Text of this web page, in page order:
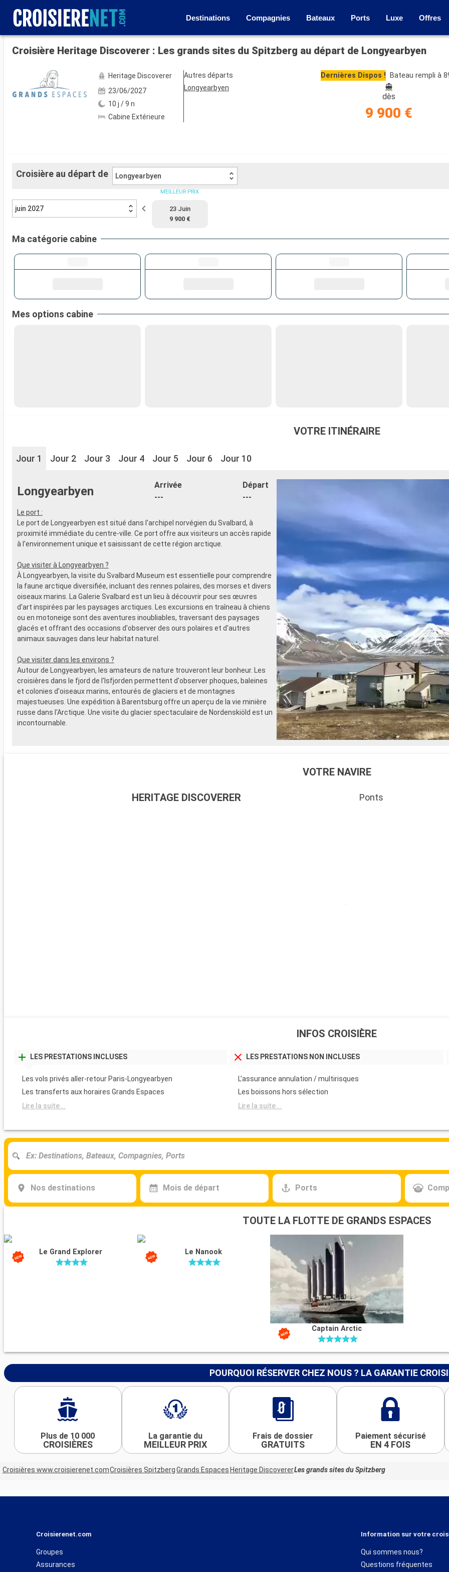
Destinations Compagnies Bateaux Ports Luxe Offres
Voir les 18 autres photos
Croisière Heritage Discoverer : Les grands sites du Spitzberg au départ de Longyearbyen
Heritage Discoverer
23/06/2027
10 j / 9 n
Cabine Extérieure
Autres départs
Longyearbyen
Dernières Dispos ! Bateau rempli à
dès
9 900 €
Croisière au départ de Longyearbyen
juin 2027
MEILLEUR PRIX
23 Juin
9 900 €
Ma catégorie cabine
Mes options cabine
VOTRE ITINÉRAIRE
Jour 1 Jour 2 Jour 3 Jour 4 Jour 5 Jour 6 Jour 10
Longyearbyen
Arrivée
---
Départ
---
Le port :
Le port de Longyearbyen est situé dans l'archipel norvégien du Svalbard, à
proximité immédiate du centre-ville. Ce port offre aux visiteurs un accès rapide
à l'environnement unique et saisissant de cette région arctique.
Que visiter à Longyearbyen ?
À Longyearbyen, la visite du Svalbard Museum est essentielle pour comprendre
la faune arctique diversifiée, incluant des rennes polaires, des morses et divers
oiseaux marins. La Galerie Svalbard est un lieu à découvrir pour ses œuvres
d'art inspirées par les paysages arctiques. Les excursions en traîneau à chiens
ou en motoneige sont des aventures inoubliables, traversant des paysages
glacés et offrant des occasions d'observer des ours polaires et d'autres
animaux sauvages dans leur habitat naturel.
Que visiter dans les environs ?
Autour de Longyearbyen, les amateurs de nature trouveront leur bonheur. Les
croisières dans le fjord de l'Isfjorden permettent d'observer phoques, baleines
et colonies d'oiseaux marins, entourés de glaciers et de montagnes
majestueuses. Une expédition à Barentsburg offre un aperçu de la vie minière
russe dans l'Arctique. Une visite du glacier spectaculaire de Nordenskiöld est un
incontournable.
VOTRE NAVIRE
HERITAGE DISCOVERER Ponts
INFOS CROISIÈRE
LES PRESTATIONS INCLUSES
Les vols privés aller-retour Paris-Longyearbyen
Les transferts aux horaires Grands Espaces
Lire la suite...
LES PRESTATIONS NON INCLUSES
L’assurance annulation / multirisques
Les boissons hors sélection
Lire la suite...
Nos destinations Mois de départ Ports
TOUTE LA FLOTTE DE GRANDS ESPACES
Le Grand Explorer Le Nanook
Captain Arctic
POURQUOI RÉSERVER CHEZ NOUS ? LA GARANTIE
Plus de 10 000
CROISIÈRES
La garantie du
MEILLEUR PRIX
Frais de dossier
GRATUITS
Paiement sécurisé
EN 4 FOIS
Croisières www.croisierenet.comCroisières SpitzbergGrands Espaces Heritage DiscovererLes grands sites du Spitzberg
Croisierenet.com
Groupes
Assurances
Information sur votre
Qui sommes nous?
Questions fréquentes